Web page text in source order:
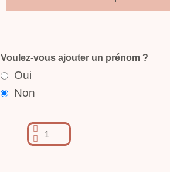
Voulez-vous ajouter un prénom ?
Oui
Non